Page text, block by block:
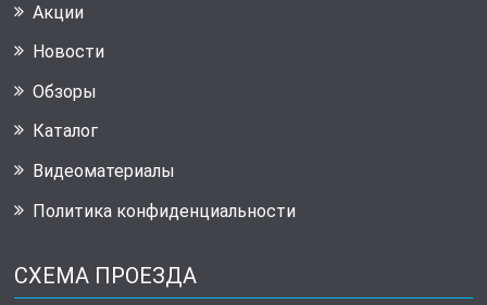
Акции
Новости
Обзоры
Каталог
Видеоматериалы
Политика конфиденциальности
СХЕМА ПРОЕЗДА